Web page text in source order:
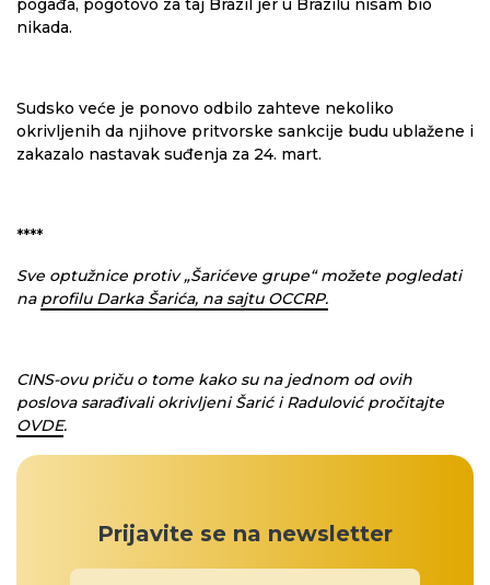
pogađa, pogotovo za taj Brazil jer u Brazilu nisam bio
nikada.
Sudsko veće je ponovo odbilo zahteve nekoliko
okrivljenih da njihove pritvorske sankcije budu ublažene i
zakazalo nastavak suđenja za 24. mart.
****
Sve optužnice protiv „Šarićeve grupe“ možete pogledati
na profilu Darka Šarića, na sajtu OCCRP.
CINS-ovu priču o tome kako su na jednom od ovih
poslova sarađivali okrivljeni Šarić i Radulović pročitajte
OVDE.
Prijavite se na newsletter